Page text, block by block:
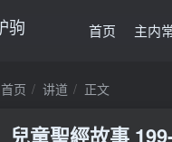
首页 主内
首页 讲道 正文
兒童聖經故事